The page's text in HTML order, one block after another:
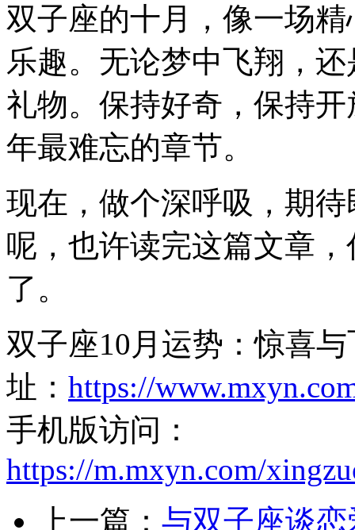
双子座的十月，像一场
乐趣。无论梦中飞翔，
礼物。保持好奇，保持
年最难忘的章节。
现在，做个深呼吸，期
呢，也许读完这篇文章
了。
双子座10月运势：惊喜
址： https://
手机版访问：
https://m.mxyn.com/
上一篇： 与双子座谈